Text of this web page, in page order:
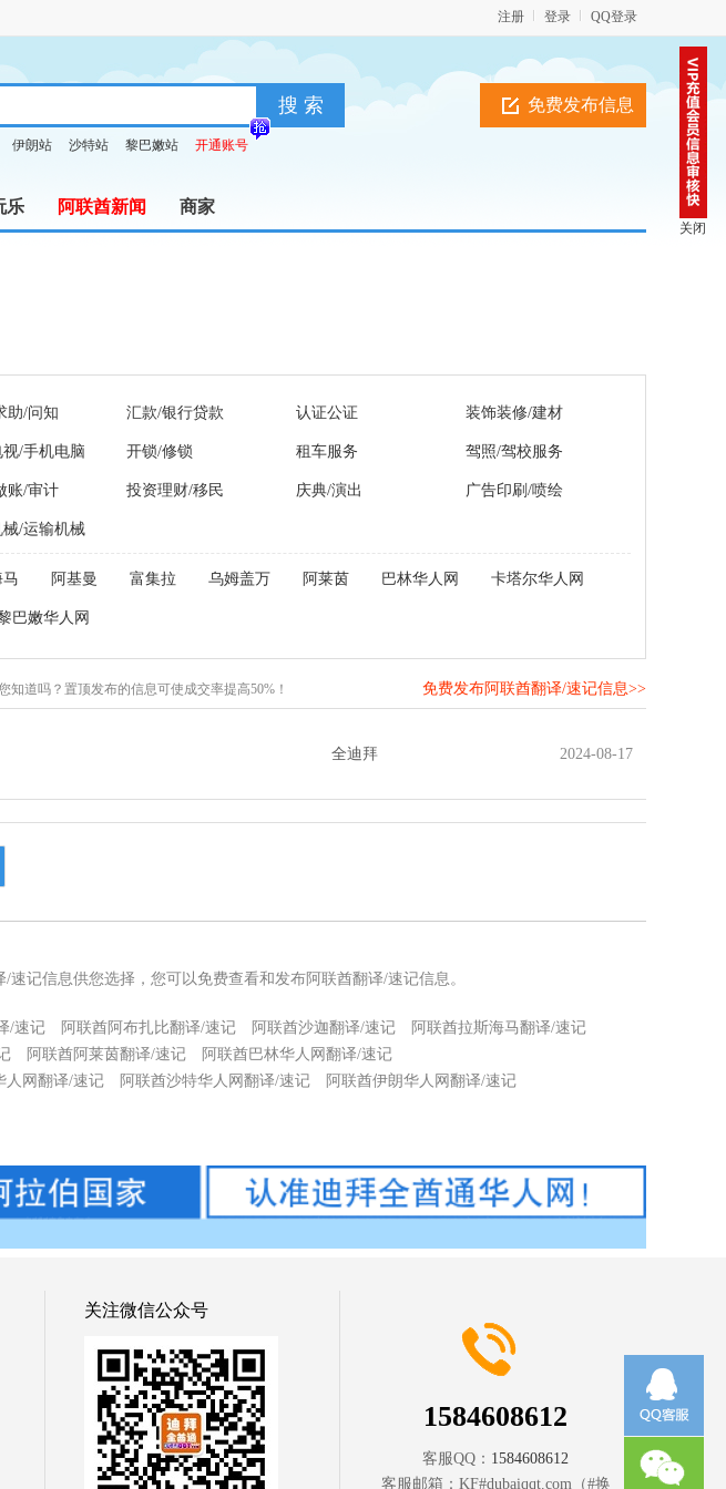
QQ登录
登录
注册
免费发布信息
伊朗站 沙特站 黎巴嫩站 开通账号
乐 阿联酋新闻 商家
助/问知 汇款/银行贷款 认证公证 装饰装修/建材
/手机电脑 开锁/修锁 租车服务 驾照/驾校服务
账/审计 投资理财/移民 庆典/演出 广告印刷/喷绘
/运输机械
阿基曼 富集拉 乌姆盖万 阿莱茵 巴林华人网 卡塔尔华人网
巴嫩华人网
知道吗？置顶发布的信息可使成交率提高50%！ 免费发布阿联酋翻译/速记信息>>
全迪拜 2024-08-17
记信息供您选择，您可以免费查看和发布阿联酋翻译/速记信息。
/速记 阿联酋阿布扎比翻译/速记 阿联酋沙迦翻译/速记
阿联酋拉斯海马翻译/速记
阿联酋阿莱茵翻译/速记
阿联酋巴林华人网翻译/速记
人网翻译/速记 阿联酋沙特华人网翻译/速记
阿联酋伊朗华人网翻译/速记
关闭
关注微信公众号
1584608612
客服QQ： 1584608612
客服邮箱： KF#dubaiqqt.com（#换